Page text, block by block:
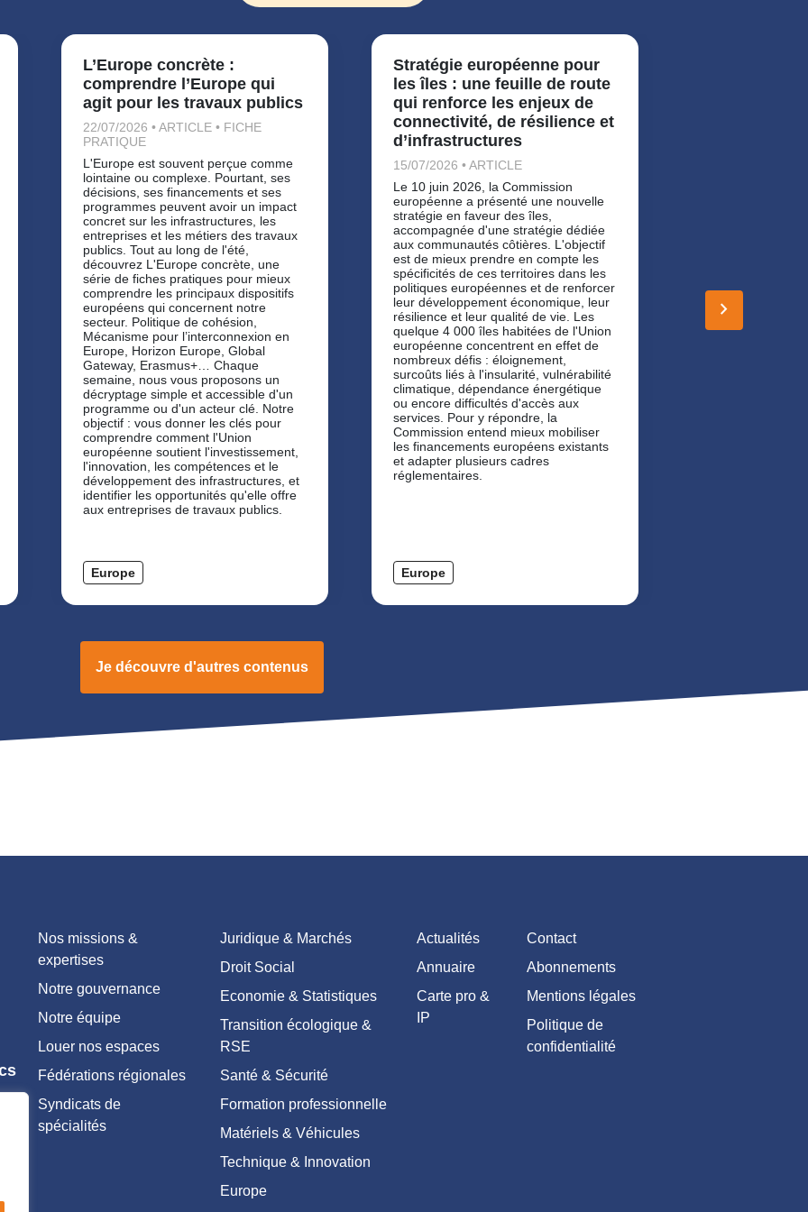
L’Europe concrète :
comprendre l’Europe qui
agit pour les travaux publics
22/07/2026 • ARTICLE • FICHE
PRATIQUE
L'Europe est souvent perçue comme
lointaine ou complexe. Pourtant, ses
décisions, ses financements et ses
programmes peuvent avoir un impact
concret sur les infrastructures, les
entreprises et les métiers des travaux
publics. Tout au long de l'été,
découvrez L'Europe concrète, une
série de fiches pratiques pour mieux
comprendre les principaux dispositifs
européens qui concernent notre
secteur. Politique de cohésion,
Mécanisme pour l’interconnexion en
Europe, Horizon Europe, Global
Gateway, Erasmus+… Chaque
semaine, nous vous proposons un
décryptage simple et accessible d'un
programme ou d'un acteur clé. Notre
objectif : vous donner les clés pour
comprendre comment l'Union
européenne soutient l'investissement,
l'innovation, les compétences et le
développement des infrastructures, et
identifier les opportunités qu'elle offre
aux entreprises de travaux publics.
Europe
Stratégie européenne pour
les îles : une feuille de route
qui renforce les enjeux de
connectivité, de résilience et
d’infrastructures
15/07/2026 • ARTICLE
Le 10 juin 2026, la Commission
européenne a présenté une nouvelle
stratégie en faveur des îles,
accompagnée d'une stratégie dédiée
aux communautés côtières. L'objectif
est de mieux prendre en compte les
spécificités de ces territoires dans les
politiques européennes et de renforcer
leur développement économique, leur
résilience et leur qualité de vie. Les
quelque 4 000 îles habitées de l'Union
européenne concentrent en effet de
nombreux défis : éloignement,
surcoûts liés à l'insularité, vulnérabilité
climatique, dépendance énergétique
ou encore difficultés d'accès aux
services. Pour y répondre, la
Commission entend mieux mobiliser
les financements européens existants
et adapter plusieurs cadres
réglementaires.
Europe
performances
second volet
majeure par
keyboard_arrow_right
Je découvre d'autres contenus
Nos missions &
expertises
Notre gouvernance
Notre équipe
Louer nos espaces
Fédérations régionales
Syndicats de
spécialités
Juridique & Marchés
Droit Social
Economie & Statistiques
Transition écologique &
RSE
Santé & Sécurité
Formation professionnelle
Matériels & Véhicules
Technique & Innovation
Europe
Actualités
Annuaire
Carte pro &
IP
Contact
Abonnements
Mentions légales
Politique de
confidentialité